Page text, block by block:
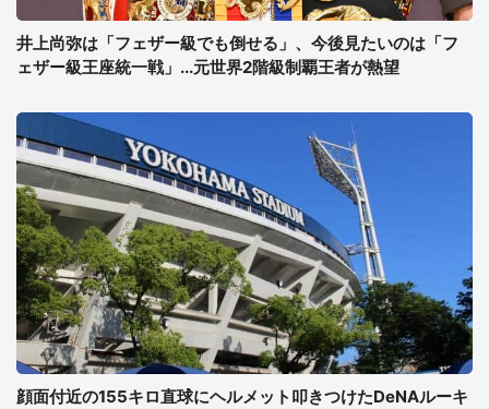
井上尚弥は「フェザー級でも倒せる」、今後見たいのは「フ
ェザー級王座統一戦」...元世界2階級制覇王者が熱望
顔面付近の155キロ直球にヘルメット叩きつけたDeNAルーキ